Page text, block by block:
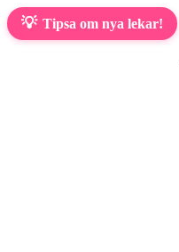
💡 Tipsa om nya lekar!